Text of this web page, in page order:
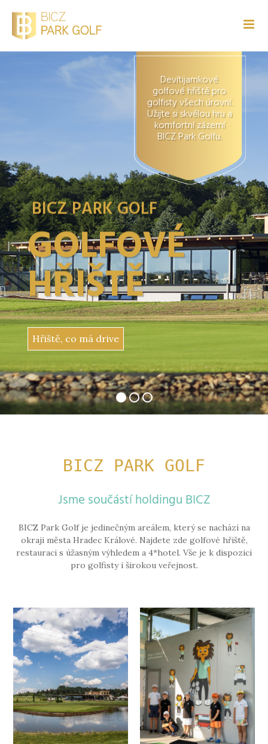
BICZ PARK GOLF
GOLFOVÉ
HŘIŠTĚ
Devítijamkové
golfové hřiště pro
golfisty všech úrovní.
Užijte si skvělou hru a
komfortní zázemí
BICZ Park Golfu.
Hřiště, co má drive
BICZ PARK GOLF
Jsme součástí holdingu BICZ
BICZ Park Golf je jedinečným areálem, který se nachází na
okraji města Hradec Králové. Najdete zde golfové hřiště,
restauraci s úžasným výhledem a 4*hotel. Vše je k dispozici
pro golfisty i širokou veřejnost.